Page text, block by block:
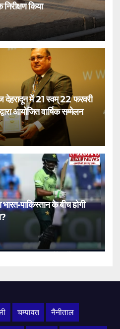
किया
में 21 स्वम् 22 फरवरी
आयोजित वार्षिक सम्मेलन
पाकिस्तान के बीच होगी
चम्पावत नैनीताल